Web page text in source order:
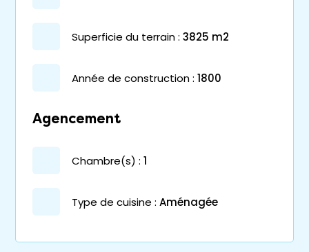
superficie du terrain : 3825 m2
année de construction : 1800
Agencement
chambre(s) : 1
Type de cuisine : Aménagée